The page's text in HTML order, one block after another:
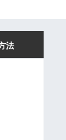
法